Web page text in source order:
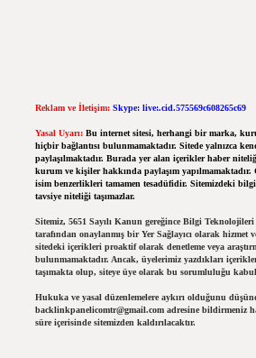
Reklam ve İletişim: Skype: live:.cid.575569c608265c69
Yasal Uyarı: Bu internet sitesi, herhangi bir marka,
hiçbir bağlantısı bulunmamaktadır. Sitede yalnızca
paylaşılmaktadır. Burada yer alan içerikler haber
kurum ve kişiler hakkında paylaşım
isim benzerlikleri tamamen tesadüfidir. Sitemizdeki
tavsiye niteliği taşımazlar.
Sitemiz, 5651 Sayılı Kanun gereğince Bilgi
tarafından onaylanmış bir Yer Sağlayıcı olarak hizmet
sitedeki içerikleri proaktif olarak denetleme veya
bulunmamaktadır. Ancak, üyelerimiz yazdıkları
taşımakta olup, siteye üye olarak bu sorumluluğu kabul
Hukuka ve yasal düzenlemelere aykırı olduğunu
backlinkpanelicomtr@gmail.comadresine bildirmeniz
süre içerisinde sitemizden kaldırılacaktır.